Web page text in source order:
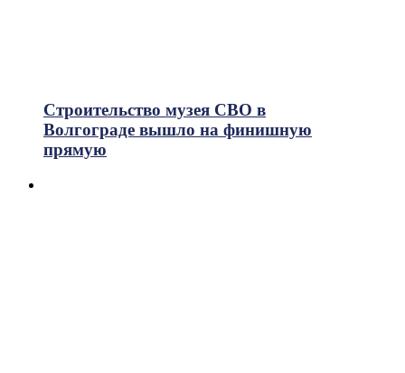
Строительство музея СВО в
Волгограде вышло на финишную
прямую